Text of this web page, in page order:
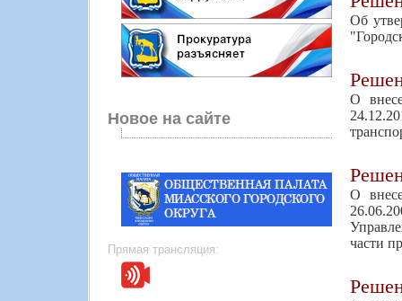
Новое на сайте
Прямая трансляция:
Об
О
О
части